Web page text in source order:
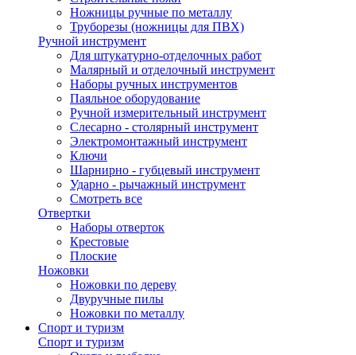
Ножницы ручные по металлу
Труборезы (ножницы для ПВХ)
Ручной инструмент
Для штукатурно-отделочных работ
Малярный и отделочный инструмент
Наборы ручных инструментов
Паяльное оборудование
Ручной измерительный инструмент
Слесарно - столярный инструмент
Электромонтажный инструмент
Ключи
Шарнирно - губцевый инструмент
Ударно - рычажный инструмент
Смотреть все
Отвертки
Наборы отверток
Крестовые
Плоские
Ножовки
Ножовки по дереву
Двуручные пилы
Ножовки по металлу
Спорт и туризм
Спорт и туризм